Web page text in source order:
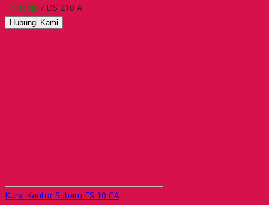
Tersedia / DS 210 A
Hubungi Kami
Kursi Kantor Subaru ES 10 CA